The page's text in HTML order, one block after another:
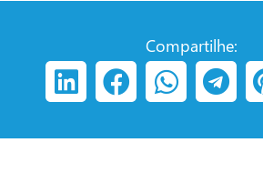
Compartilhe: